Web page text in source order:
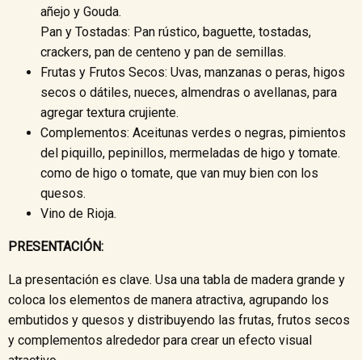
añejo y Gouda.
Pan y Tostadas: Pan rústico, baguette, tostadas,
crackers, pan de centeno y pan de semillas.
Frutas y Frutos Secos: Uvas, manzanas o peras, higos
secos o dátiles, nueces, almendras o avellanas, para
agregar textura crujiente.
Complementos: Aceitunas verdes o negras, pimientos
del piquillo, pepinillos, mermeladas de higo y tomate.
como de higo o tomate, que van muy bien con los
quesos.
Vino de Rioja.
PRESENTACIÓN:
La presentación es clave. Usa una tabla de madera grande y
coloca los elementos de manera atractiva, agrupando los
embutidos y quesos y distribuyendo las frutas, frutos secos
y complementos alrededor para crear un efecto visual